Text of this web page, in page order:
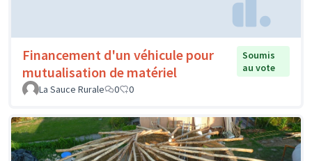
Financement d'un véhicule pour
mutualisation de matériel
Soumis
au vote
La Sauce Rurale
0 0